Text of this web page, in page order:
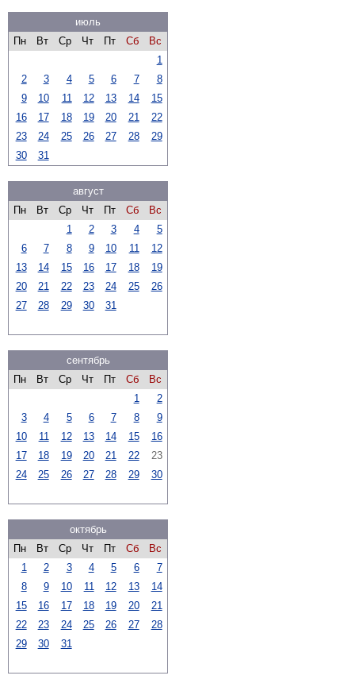
июль
Пн
Вт Ср Чт Пт Сб
Вс
1
2
3 4 5 6 7
8
9
10 11 12 13 14
15
16
17 18 19 20 21
22
23
24 25 26 27 28
29
30
31
август
Пн
Вт Ср Чт Пт Сб
Вс
1
2 3 4
5
6
7 8 9 10 11
12
13
14 15 16 17 18
19
20
21 22 23 24 25
26
27
28 29 30 31
сентябрь
Пн
Вт Ср Чт Пт Сб
Вс
1
2
3
4 5 6 7 8
9
10
11 12 13 14 15
16
17
18 19 20 21 22
23
24
25 26 27 28 29 30
октябрь
Пн
Вт Ср Чт Пт Сб
Вс
1
2 3 4 5 6
7
8
9 10 11 12 13
14
15
16 17 18 19 20
21
22
23 24 25 26 27
28
29
30 31